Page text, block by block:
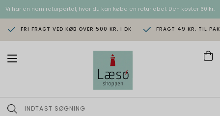
Vi har en nem returportal, hvor du kan købe en returlabel. Den koster 60 kr.
FRI FRAGT VED KØB OVER 500 KR. I DK FRAGT 49 KR. TIL
T
n